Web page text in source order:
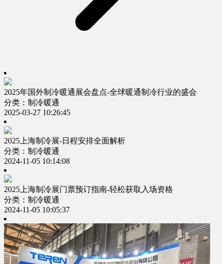
2025年国外制冷暖通展会盘点-全球暖通制冷行业的盛会
分类：制冷暖通
2025-03-27 10:26:45
2025上海制冷展-日程安排全面解析
分类：制冷暖通
2024-11-05 10:14:08
2025上海制冷展门票预订指南-轻松获取入场资格
分类：制冷暖通
2024-11-05 10:05:37